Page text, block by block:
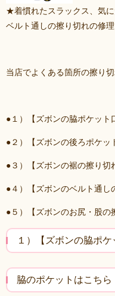
★着慣れたスラックス、気
ベルト通しの擦り切れの修理
当店でよくある箇所の擦り
●１）【ズボンの脇ポケット
●２）【ズボンの後ろポケッ
●３）【ズボンの裾の擦り切
●４）【ズボンのベルト通し
●５）【ズボンのお尻・股の
１）【ズボンの脇ポケ
脇のポケットはこちら